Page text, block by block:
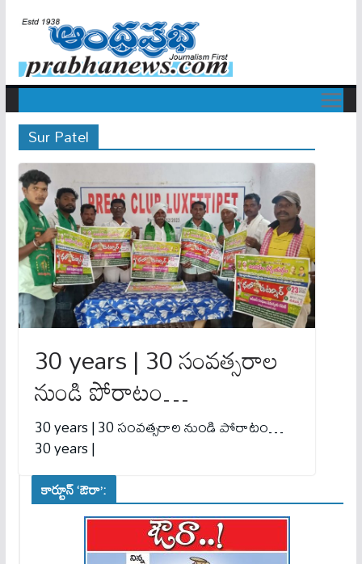
Sur Patel
30 years | 30 సంవ‌త్స‌రాల
నుండి పోరాటం…
30 years | 30 సంవ‌త్స‌రాల నుండి పోరాటం…
30 years |
కార్టూన్ ‘ఔరా’: